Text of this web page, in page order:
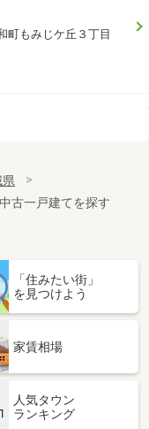
町もみじケ丘３丁目
字福岡四ツ谷
県
古一戸建てを探す
「住みたい街」
を見つけよう
家賃相場
人気タウン
ランキング